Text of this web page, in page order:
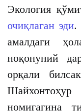
Экология
очиқлаган эди.
амалдаги
ноқонуний
орқали
номигагина